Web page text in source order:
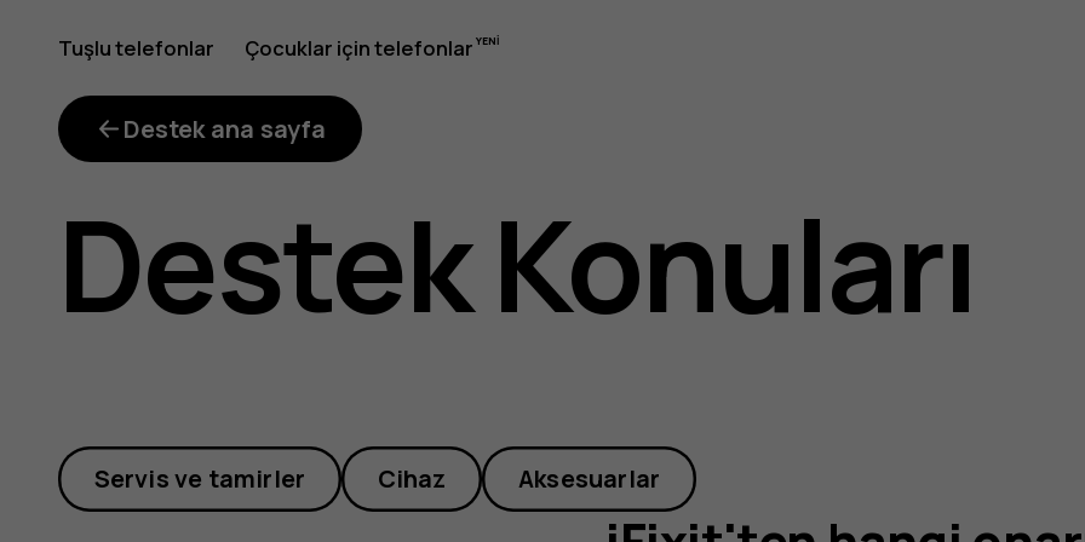
iFixit'ten
hangi
onarım
kitlerini
Tuşlu telefonlar Çocuklar için telefonlar
Destek ana sayfa
Destek Konuları
Servis ve tamirler Cihaz Aksesuarlar